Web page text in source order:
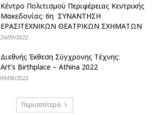
Κέντρο Πολιτισμού Περιφέρειας Κεντρικής
Μακεδονίας: 6η ΣΥΝΑΝΤΗΣΗ
ΕΡΑΣΙΤΕΧΝΙΚΩΝ ΘΕΑΤΡΙΚΩΝ ΣΧΗΜΑΤΩΝ
26/09/2022
Διεθνής Έκθεση Σύγχρονης Τέχνης:
Art’s Birthplace – Athina 2022
09/08/2022
Περισσότερα